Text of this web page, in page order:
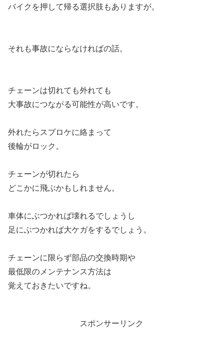
バイクを押して帰る選択肢もありますが。
それも事故にならなければの話。
チェーンは切れても外れても
大事故につながる可能性が高いです。
外れたらスプロケに絡まって
後輪がロック。
チェーンが切れたら
どこかに飛ぶかもしれません。
車体にぶつかれば壊れるでしょうし
足にぶつかれば大ケガをするでしょう。
チェーンに限らず部品の交換時期や
最低限のメンテナンス方法は
覚えておきたいですね。
スポンサーリンク